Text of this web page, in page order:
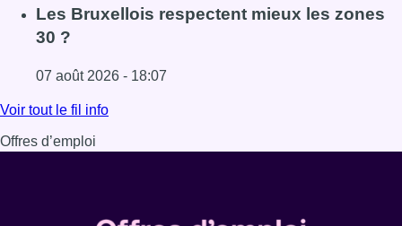
Lire l'article Foire du Midi: les visiteurs au rendez-vous
Les Bruxellois respectent mieux les zones
30 ?
07 août 2026 - 18:07
Lire l'article Les Bruxellois respectent mieux les zones 30
Voir tout le fil info
Offres d’emploi